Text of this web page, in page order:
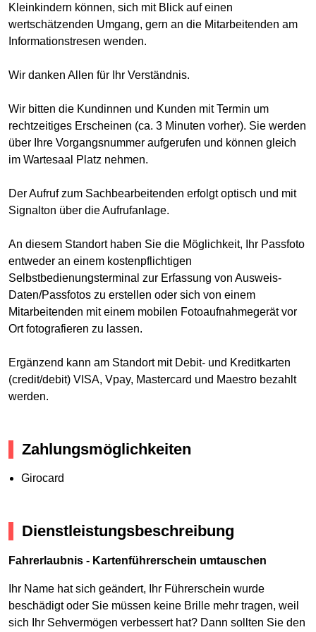
Kleinkindern können, sich mit Blick auf einen
wertschätzenden Umgang, gern an die Mitarbeitenden am
Informationstresen wenden.
Wir danken Allen für Ihr Verständnis.
Wir bitten die Kundinnen und Kunden mit Termin um
rechtzeitiges Erscheinen (ca. 3 Minuten vorher). Sie werden
über Ihre Vorgangsnummer aufgerufen und können gleich
im Wartesaal Platz nehmen.
Der Aufruf zum Sachbearbeitenden erfolgt optisch und mit
Signalton über die Aufrufanlage.
An diesem Standort haben Sie die Möglichkeit, Ihr Passfoto
entweder an einem kostenpflichtigen
Selbstbedienungsterminal zur Erfassung von Ausweis-
Daten/Passfotos zu erstellen oder sich von einem
Mitarbeitenden mit einem mobilen Fotoaufnahmegerät vor
Ort fotografieren zu lassen.
Ergänzend kann am Standort mit Debit- und Kreditkarten
(credit/debit) VISA, Vpay, Mastercard und Maestro bezahlt
werden.
Zahlungsmöglichkeiten
Girocard
Dienstleistungsbeschreibung
Fahrerlaubnis - Kartenführerschein umtauschen
Ihr Name hat sich geändert, Ihr Führerschein wurde
beschädigt oder Sie müssen keine Brille mehr tragen, weil
sich Ihr Sehvermögen verbessert hat? Dann sollten Sie den